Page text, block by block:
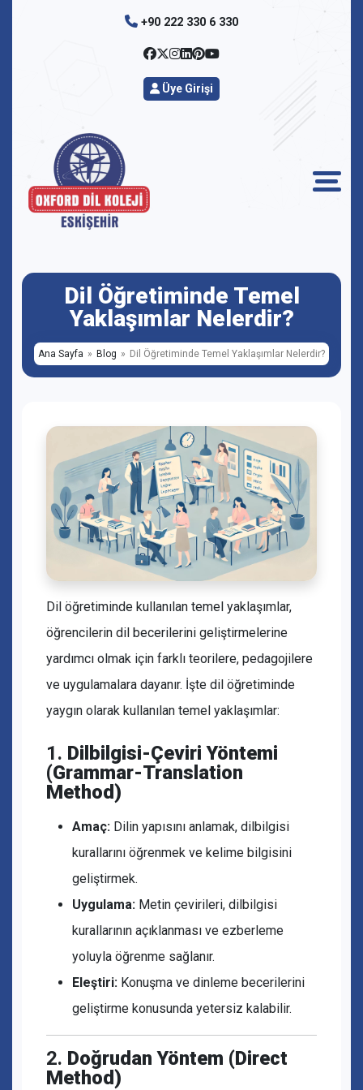
+90 222 330 6 330
Üye Girişi
Dil Öğretiminde Temel
Yaklaşımlar Nelerdir?
Ana Sayfa Blog Dil Öğretiminde Temel Yaklaşımlar Nelerdir?
Dil öğretiminde kullanılan temel yaklaşımlar,
öğrencilerin dil becerilerini geliştirmelerine
yardımcı olmak için farklı teorilere, pedagojilere
ve uygulamalara dayanır. İşte dil öğretiminde
yaygın olarak kullanılan temel yaklaşımlar:
1. Dilbilgisi-Çeviri Yöntemi
(Grammar-Translation
Method)
Amaç: Dilin yapısını anlamak, dilbilgisi
kurallarını öğrenmek ve kelime bilgisini
geliştirmek.
Uygulama: Metin çevirileri, dilbilgisi
kurallarının açıklanması ve ezberleme
yoluyla öğrenme sağlanır.
Eleştiri: Konuşma ve dinleme becerilerini
geliştirme konusunda yetersiz kalabilir.
2. Doğrudan Yöntem (Direct
Method)